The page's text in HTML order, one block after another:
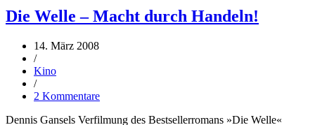
Die Welle – Macht durch Handeln!
14. März 2008
/
Kino
/
2 Kommentare
Dennis Gansels Verfilmung des Bestsellerromans »Die Welle«